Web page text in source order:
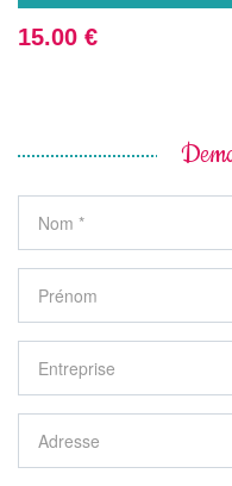
15.00 €